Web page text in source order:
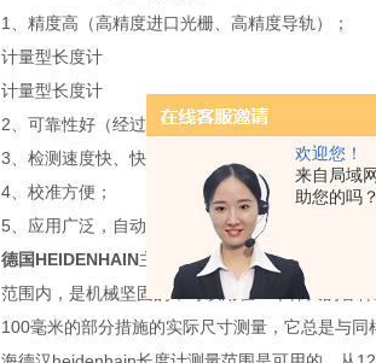
欢迎您！
来自局域
助您的吗？
1、精度高（高精度进口光栅、高精度导轨）；
计量型长度计
计量型长度计
2、可靠性好（经过10万次重复性实验）；
3、检测速度快、快速检测不跳数；
4、校准方便；
5、应用广泛，自动检测设备、手动测量或定位
德国HEIDENHAIN主要产品：HEIDENHAIN长度
范围内，是机械坚固的，可以用在一个伟大的各
100毫米的部分措施的实际尺寸测量，它总是与